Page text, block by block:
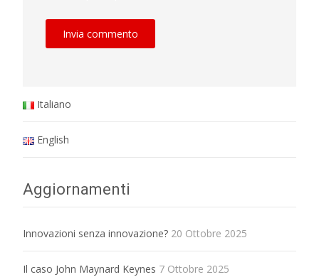
Italiano
English
Aggiornamenti
Innovazioni senza innovazione? 20 Ottobre 2025
Il caso John Maynard Keynes 7 Ottobre 2025